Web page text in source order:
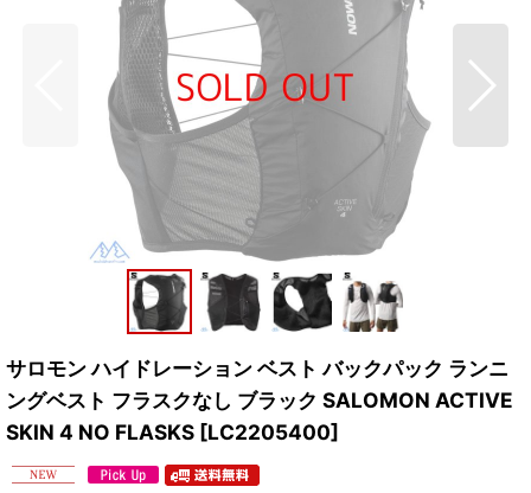
サロモン ハイドレーション ベスト バックパック ランニ
ングベスト フラスクなし ブラック SALOMON ACTIVE
SKIN 4 NO FLASKS [LC2205400]